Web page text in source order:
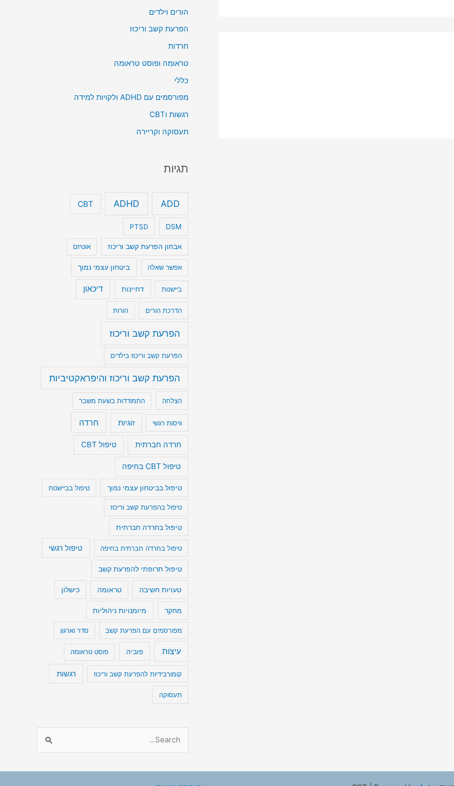
הורים וילדים
הפרעת קשב וריכוז
חרדות
טראומה ופוסט טראומה
כללי
מפורסמים עם ADHD ולקויות למידה
רגשות וCBT
תעסוקה וקריירה
תגיות
ADD
ADHD
CBT
DSM
PTSD
אבחון הפרעת קשב וריכוז אוטיזם
אפשר שאלה ביטחון עצמי נמוך
ביישנות דחיינות דיכאון
הדרכת הורים הורות
הפרעת קשב וריכוז
הפרעת קשב וריכוז בילדים
הפרעת קשב וריכוז והיפראקטיביות
הצלחה התמודדות בשעת משבר
וויסות רגשי זוגיות חרדה
חרדה חברתית טיפול CBT
טיפול CBT בחיפה
טיפול בביטחון עצמי נמוך טיפול בביישנות
טיפול בהפרעת קשב וריכוז
טיפול בחרדה חברתית
טיפול בחרדה חברתית בחיפה טיפול רגשי
טיפול תרופתי להפרעת קשב
טעויות חשיבה טראומה כישלון
מחקר מיומנויות ניהוליות
מפורסמים עם הפרעת קשב סדר וארגון
עיצות פוביה פוסט טראומה
קומורבידיות להפרעת קשב וריכוז רגשות
תעסוקה
a